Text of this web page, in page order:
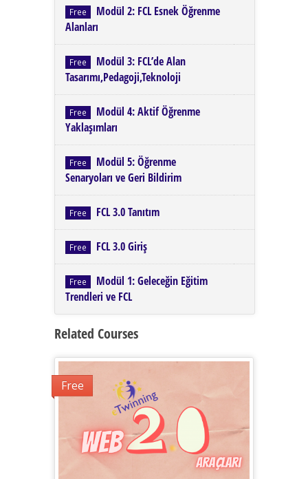
Free
Modül 2: FCL Esnek Öğrenme
Alanları
Free
Modül 3: FCL’de Alan
Tasarımı,Pedagoji,Teknoloji
Free
Modül 4: Aktif Öğrenme
Yaklaşımları
Free
Modül 5: Öğrenme
Senaryoları ve Geri Bildirim
Free FCL 3.0 Tanıtım
Free FCL 3.0 Giriş
Free
Modül 1: Geleceğin Eğitim
Trendleri ve FCL
Related Courses
Free